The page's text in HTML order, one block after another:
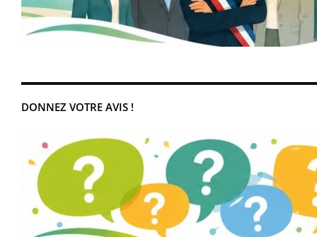
DONNEZ VOTRE AVIS !